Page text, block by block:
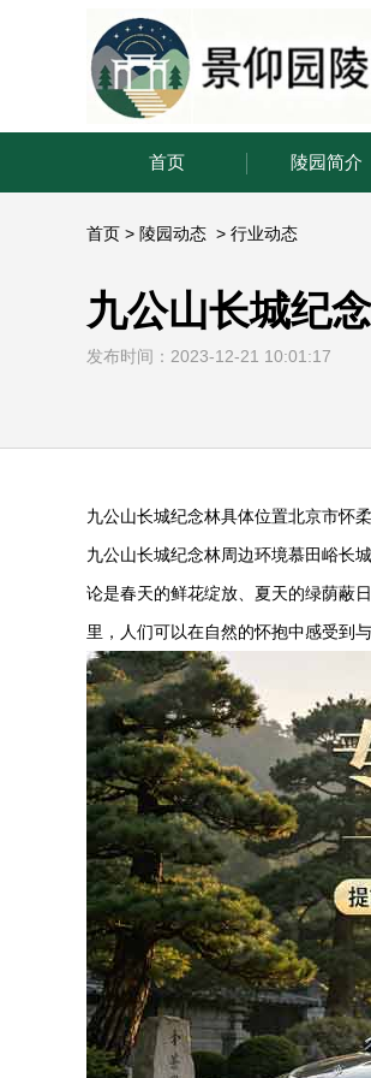
首页 陵园简介
首页 > 陵园动态 > 行业动态
九公山长城纪
发布时间：2023-12-21 10:01:17
九公山长城纪念林具体位置北京市怀
九公山长城纪念林周边环境慕田峪长
论是春天的鲜花绽放、夏天的绿荫蔽
里，人们可以在自然的怀抱中感受到